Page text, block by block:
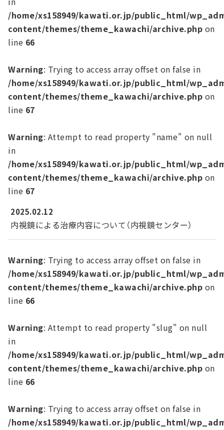
/home/xs158949/kawati.or.jp/public_html/
content/themes/theme_kawachi/archive.php on
line 66
Warning: Trying to access array offset on false in
/home/xs158949/kawati.or.jp/public_html/
content/themes/theme_kawachi/archive.php on
line 67
Warning: Attempt to read property "name" on null
in
/home/xs158949/kawati.or.jp/public_html/
content/themes/theme_kawachi/archive.php on
line 67
2025.02.12
内視鏡による治療内容について（内視鏡センター）
Warning: Trying to access array offset on false in
/home/xs158949/kawati.or.jp/public_html/
content/themes/theme_kawachi/archive.php on
line 66
Warning: Attempt to read property "slug" on null
in
/home/xs158949/kawati.or.jp/public_html/
content/themes/theme_kawachi/archive.php on
line 66
Warning: Trying to access array offset on false in
/home/xs158949/kawati.or.jp/public_html/